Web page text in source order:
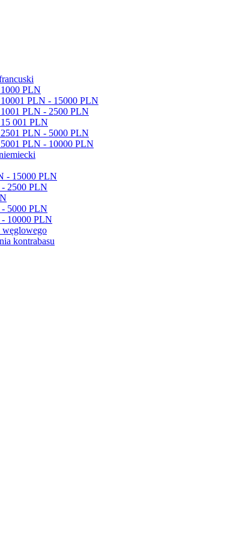
PLN
PLN - 15000 PLN
PLN - 2500 PLN
001 PLN
PLN - 5000 PLN
PLN - 10000 PLN
- 15000 PLN
- 2500 PLN
- 5000 PLN
10000 PLN
węglowego
kontrabasu